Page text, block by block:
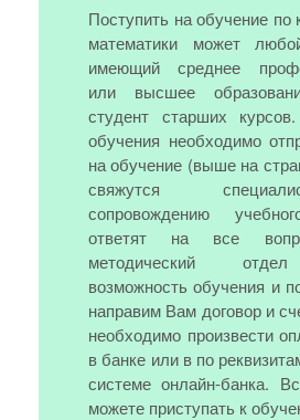
Поступить на обучение по
математики может
имеющий среднее
или высшее
студент старших
обучения необходимо
на обучение (выше на
свяжутся
сопровождению
ответят на все
методический
возможность обучения и
направим Вам договор и
необходимо произвести
в банке или в по
системе онлайн-банка.
можете приступать к